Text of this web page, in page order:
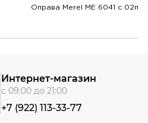
Оправа Merel ME 6041 c 02п
Интернет-магазин
с 09:00 до 21:00
+7 (922) 113-33-77